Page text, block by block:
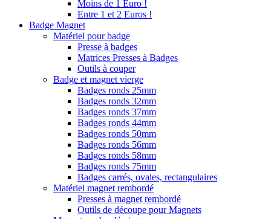
Moins de 1 Euro !
Entre 1 et 2 Euros !
Badge Magnet
Matériel pour badge
Presse à badges
Matrices Presses à Badges
Outils à couper
Badge et magnet vierge
Badges ronds 25mm
Badges ronds 32mm
Badges ronds 37mm
Badges ronds 44mm
Badges ronds 50mm
Badges ronds 56mm
Badges ronds 58mm
Badges ronds 75mm
Badges carrés, ovales, rectangulaires
Matériel magnet rembordé
Presses à magnet rembordé
Outils de découpe pour Magnets